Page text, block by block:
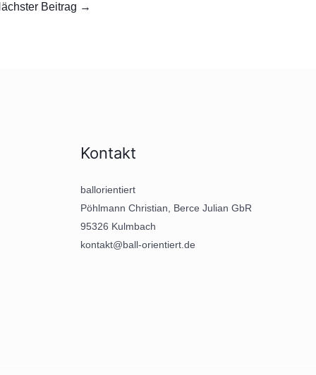
Beitrag →
Kontakt
ballorientiert
Pöhlmann Christian, Berce Julian GbR
95326 Kulmbach
kontakt@ball-orientiert.de